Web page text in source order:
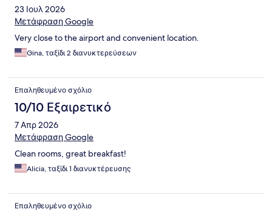
23 Ιουλ 2026
Μετάφραση Google
Very close to the airport and convenient location.
Gina, ταξίδι 2 διανυκτερεύσεων
Επαληθευμένο σχόλιο
10/10 Εξαιρετικό
7 Απρ 2026
Μετάφραση Google
Clean rooms, great breakfast!
Alicia, ταξίδι 1 διανυκτέρευσης
Επαληθευμένο σχόλιο